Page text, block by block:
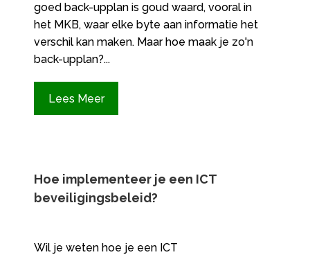
goed back-upplan is goud waard, vooral in
het MKB, waar elke byte aan informatie het
verschil kan maken. Maar hoe maak je zo'n
back-upplan?...
Lees Meer
Hoe implementeer je een ICT
beveiligingsbeleid?
Wil je weten hoe je een ICT